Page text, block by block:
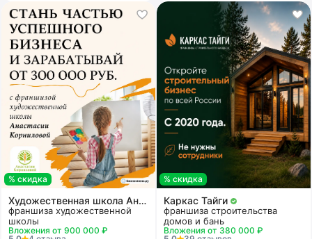
% скидка
Художественная школа Анастасии Корниловой
франшиза художественной
школы
Вложения от 900 000 ₽
% скидка
Каркас Тайги
франшиза строительства
домов и бань
Вложения от 380 000 ₽